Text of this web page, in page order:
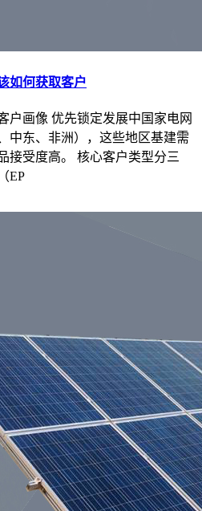
如何获取客户
户画像 优先锁定发展中国家电网
中东、非洲），这些地区基建需
接受度高。 核心客户类型分三
EP